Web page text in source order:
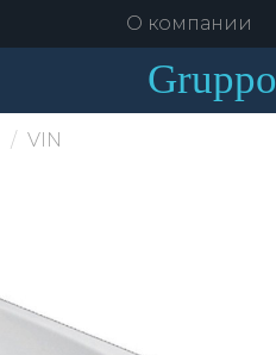
О компании
Gruppo
VIN